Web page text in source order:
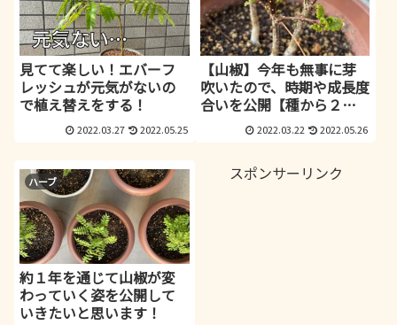
見てて楽しい！エバーフ
レッシュが元気がないの
で植え替えをする！
2022.03.27 2022.05.25
【山椒】今年も無事に芽
吹いたので、時期や成長度
合いを公開【種から２
2022.03.22 2022.05.26
ハーブ
約１年を通じて山椒が変
わっていく姿を公開して
いきたいと思います！
スポンサーリンク